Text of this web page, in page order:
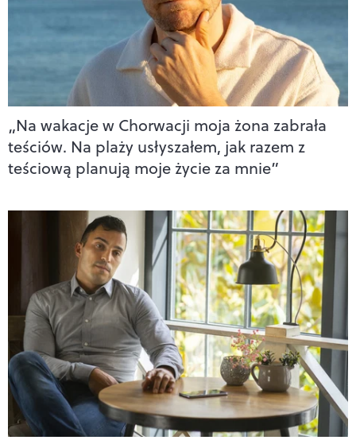
„Na wakacje w Chorwacji moja żona zabrała
teściów. Na plaży usłyszałem, jak razem z
teściową planują moje życie za mnie”